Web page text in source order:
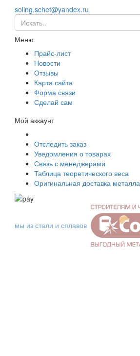
soling.schet@yandex.ru
Меню
Прайс-лист
Новости
Отзывы
Карта сайта
Форма связи
Сделай сам
Мой аккаунт
Отследить заказ
Уведомления о товарах
Связь с менеджерами
Таблица теоретического веса
Оригинальная доставка металла
мы из стали и сплавов